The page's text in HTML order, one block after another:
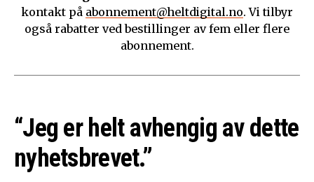
kontakt på abonnement@heltdigital.no. Vi tilbyr
også rabatter ved bestillinger av fem eller flere
abonnement.
“Jeg er helt avhengig av dette
nyhetsbrevet.”